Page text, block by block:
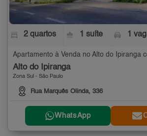
2 quartos 1 suíte 1
Apartamento à Venda no Alto do Ipiranga
Alto do Ipiranga
Zona Sul - São Paulo
Rua Marquês Olinda, 336
WhatsApp